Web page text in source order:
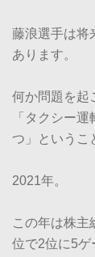
藤浪選手は将
あります。
何か問題を起
「タクシー
つ」というこ
2021年。
この年は株主
位で2位に5ゲ